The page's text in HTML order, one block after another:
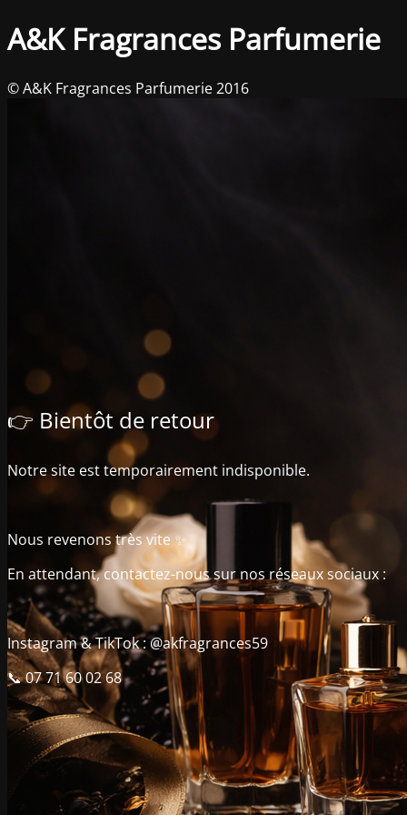
A&K Fragrances Parfumerie
👉 Bientôt de retour
Notre site est temporairement indisponible.
Nous revenons très vite ✨
En attendant, contactez-nous sur nos réseaux sociaux :
Instagram & TikTok : @akfragrances59
📞 07 71 60 02 68
© A&K Fragrances Parfumerie 2016